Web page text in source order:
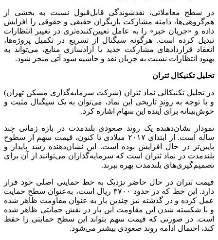
در سطح معاملاتی، نقدشوندگی قابل‌قبول نسبت به بخشی از
هم‌گروهی‌ها، دامنه مشارکت بازیگران حقیقی و حقوقی را افزایش
داده و «جریان خبر» را به عامل تعیین‌کننده‌تری در تغییر انتظارات
تبدیل کرده است. هرگونه سیگنال از تسریع در تکمیل پروژه‌ها،
انعقاد قرارداد‌های مشارکت جدید یا آزادسازی منابع، می‌تواند به
بهبود انتظارات نسبت به جریان نقد و حاشیه سود آتی منجر شود.
تحلیل تکنیکال ثتران
در تحلیل تکنیکالی نماد ثتران (شرکت سرمایه‌گذاری مسکن تهران)
و با توجه به روند تاریخی این نماد، می‌توان به یک سیگنال مثبت و
خوش‌بینانه برای آینده این سهام اشاره کرد.
نمودار نشان‌دهنده یک روند صعودی بلندمدت در بازه زمانی چند
ساله است. از ابتدای ۲۰۱۷ میلادی تا کنون، قیمت سهم از سطوح
پایین‌تر در حال افزایش بوده است. این نشان‌دهنده رشد پایدار و
بلندمدت در نماد ثتران است که سرمایه‌گذاران می‌توانند از آن برای
تصمیم‌گیری‌های بلندمدت بهره ببرند.
قیمت ثتران در حال حاضر نزدیک به خط حمایتی اصلی خود قرار
دارد. این خط که در حدود ۳۷۰۰ ریال است، به‌عنوان سطح حمایت
عمل کرده و در گذشته نیز چندین بار به عنوان مقاومت ظاهر شده
و با شکسته شدن این مقاومت این بار در نقش حمایتی ظاهر شده
است. در صورتی که قیمت سهم بتواند این سطح حمایتی را حفظ
کند، احتمال ادامه روند صعودی بیشتر می‌شود.